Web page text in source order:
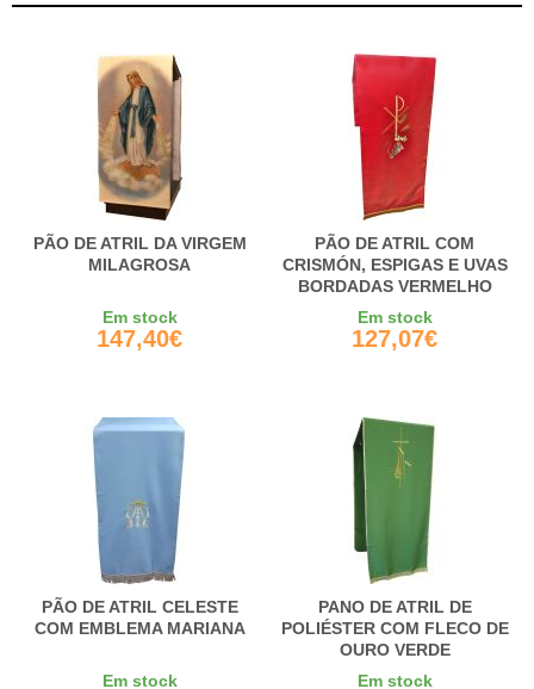
PÃO DE ATRIL DA VIRGEM
MILAGROSA
Em stock
147,40€
PÃO DE ATRIL COM
CRISMÓN, ESPIGAS E UVAS
BORDADAS VERMELHO
Em stock
127,07€
PÃO DE ATRIL CELESTE
COM EMBLEMA MARIANA
Em stock
PANO DE ATRIL DE
POLIÉSTER COM FLECO DE
OURO VERDE
Em stock